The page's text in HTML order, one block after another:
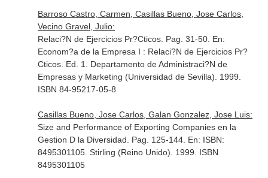
Barroso Castro, Carmen, Casillas Bueno, Jose Carlos,
Vecino Gravel, Julio:
Relaci?N de Ejercicios Pr?Cticos. Pag. 31-50. En:
Econom?a de la Empresa I : Relaci?N de Ejercicios Pr?
Cticos. Ed. 1. Departamento de Administraci?N de
Empresas y Marketing (Universidad de Sevilla). 1999.
ISBN 84-95217-05-8
Casillas Bueno, Jose Carlos, Galan Gonzalez, Jose Luis:
Size and Performance of Exporting Companies en la
Gestion D la Diversidad. Pag. 125-144. En: ISBN:
8495301105. Stirling (Reino Unido). 1999. ISBN
8495301105